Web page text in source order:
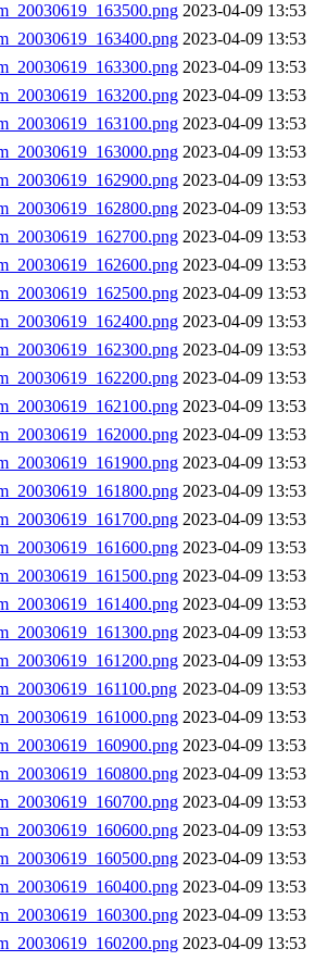
2023-04-09 13:53
2023-04-09 13:53
2023-04-09 13:53
2023-04-09 13:53
2023-04-09 13:53
2023-04-09 13:53
2023-04-09 13:53
2023-04-09 13:53
2023-04-09 13:53
2023-04-09 13:53
2023-04-09 13:53
2023-04-09 13:53
2023-04-09 13:53
2023-04-09 13:53
2023-04-09 13:53
2023-04-09 13:53
2023-04-09 13:53
2023-04-09 13:53
2023-04-09 13:53
2023-04-09 13:53
2023-04-09 13:53
2023-04-09 13:53
2023-04-09 13:53
2023-04-09 13:53
2023-04-09 13:53
2023-04-09 13:53
2023-04-09 13:53
2023-04-09 13:53
2023-04-09 13:53
2023-04-09 13:53
2023-04-09 13:53
2023-04-09 13:53
2023-04-09 13:53
2023-04-09 13:53